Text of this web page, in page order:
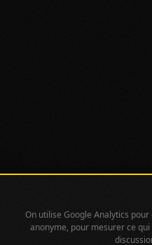
On utilise Google Analytics
anonyme, pour mesurer ce